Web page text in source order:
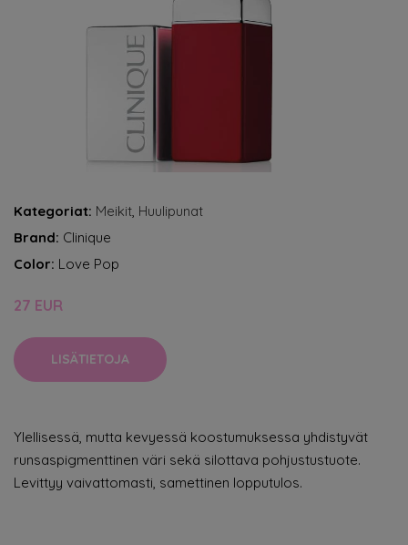
Kategoriat: Meikit, Huulipunat
Brand: Clinique
Color: Love Pop
27 EUR
LISÄTIETOJA
Ylellisessä, mutta kevyessä koostumuksessa yhdistyvät
runsaspigmenttinen väri sekä silottava pohjustustuote.
Levittyy vaivattomasti, samettinen lopputulos.